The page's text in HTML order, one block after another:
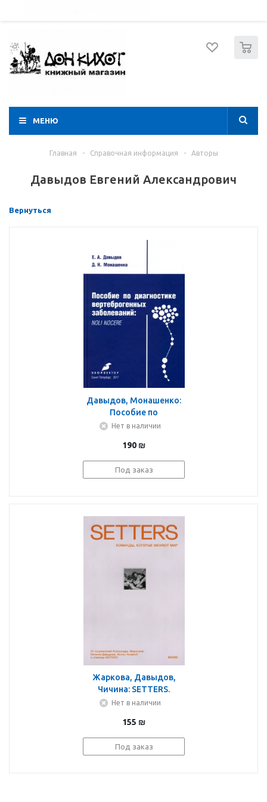
МЕНЮ
Главная - Справочная информация - Авторы
Давыдов Евгений Александрович
Вернуться
Давыдов, Монашенко:
Пособие по
диагностике
заболеваний. Noli
nocere
Нет в наличии
190 ₪
Под заказ
Жаркова, Давыдов,
Чичина: SETTERS.
Команды, которые
Нет в наличии
155 ₪
Под заказ